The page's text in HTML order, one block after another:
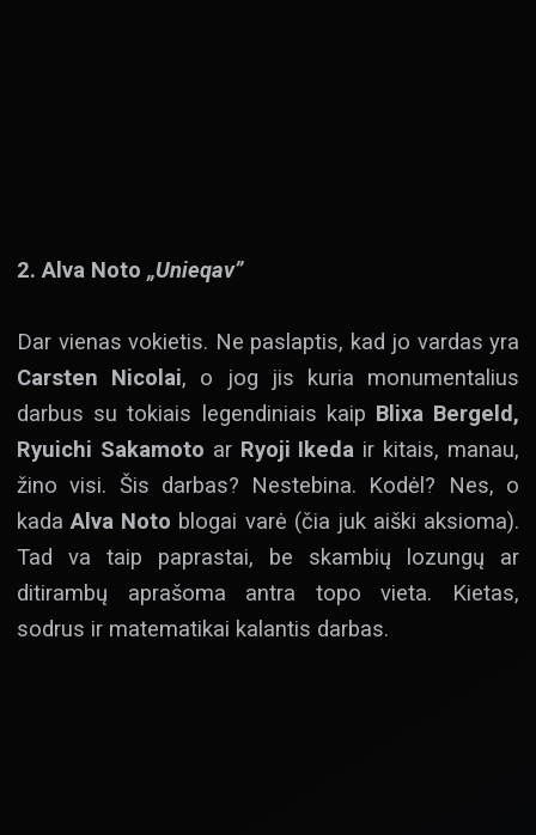
2. Alva Noto „Unieqav”
Dar vienas vokietis. Ne paslaptis, kad jo vardas yra
Carsten Nicolai, o jog jis kuria monumentalius
darbus su tokiais legendiniais kaip Blixa Bergeld,
Ryuichi Sakamoto arRyoji Ikeda ir kitais, manau,
žino visi. Šis darbas? Nestebina. Kodėl? Nes, o
kadaAlva Noto blogai varė (čia juk aiški aksioma).
Tad va taip paprastai, be skambių lozungų ar
ditirambų aprašoma antra topo vieta. Kietas,
sodrus ir matematikai kalantis darbas.